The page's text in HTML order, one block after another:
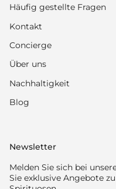
Häufig gestellte Fragen
Kontakt
Concierge
Über uns
Nachhaltigkeit
Blog
Newsletter
Melden Sie sich bei
Sie exklusive Angebote